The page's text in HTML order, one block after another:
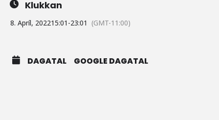
Klukkan
8. Apríl, 202215:01 -23:01 (GMT-11:00)
DAGATAL GOOGLE DAGATAL